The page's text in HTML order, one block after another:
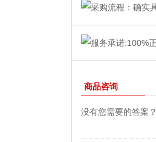
商品咨询
没有您需要的答案？